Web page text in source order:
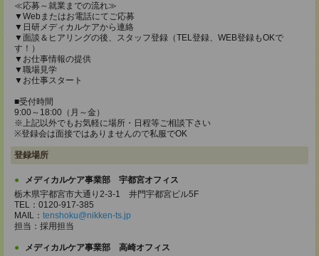
≪応募～就業までの流れ≫
▼Webまたはお電話にてご応募
▼日研メディカルケアから連絡
▼面談＆ヒアリングの後、スタッフ登録（TEL登録、WEB登録もOKで
す！）
▼お仕事情報の提供
▼職場見学
▼お仕事スタート
■受付時間
9:00～18:00（月～金）
※上記以外でもお気軽に場所・日程等ご相談下さい
※登録会は面接ではありませんので私服でOK
登録場所
メディカルケア事業部 宇都宮オフィス
栃木県宇都宮市大通り2-3-1 井門宇都宮ビル5F
TEL：0120-917-385
MAIL： tenshoku@nikken-ts.jp
担当：採用担当
メディカルケア事業部 高崎オフィス